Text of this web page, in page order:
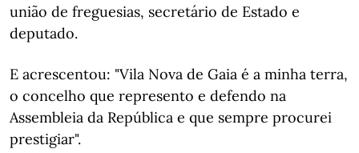
união de freguesias, secretário de Estado e
deputado.
E acrescentou: "Vila Nova de Gaia é a minha terra,
o concelho que represento e defendo na
Assembleia da República e que sempre procurei
prestigiar".